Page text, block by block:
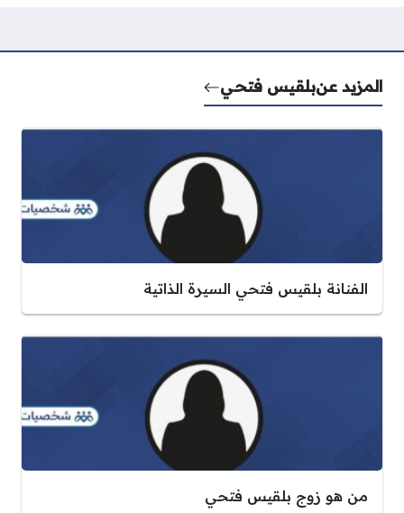
المزيد عنبلقيس فتحي
الفنانة بلقيس فتحي السيرة الذاتية
من هو زوج بلقيس فتحي